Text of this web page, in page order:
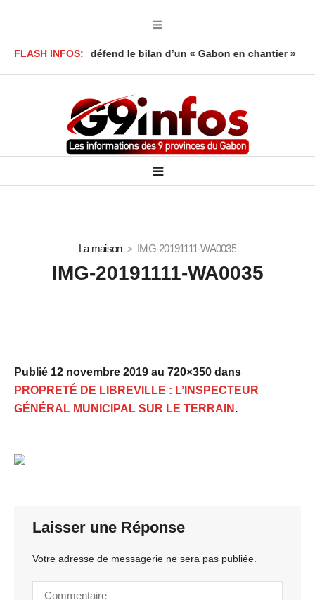
FLASH INFOS:
Foumboula défend le bilan d’un « Gabon en chantier »
La maison IMG-20191111-WA0035
IMG-20191111-WA0035
Publié 12 novembre 2019 au 720×350 dans
PROPRETÉ DE LIBREVILLE : L’INSPECTEUR
GÉNÉRAL MUNICIPAL SUR LE TERRAIN .
Laisser une Réponse
Votre adresse de messagerie ne sera pas publiée.